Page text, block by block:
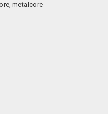
metalcore